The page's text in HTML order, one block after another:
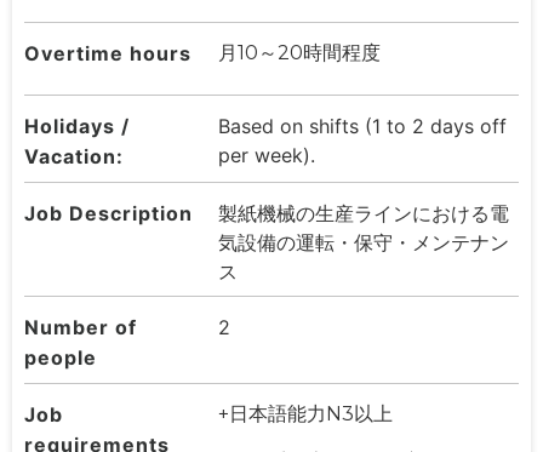
Overtime hours 月10～20時間程度
Holidays /
Vacation:
Based on shifts (1 to 2 days off
per week).
Job Description
製紙機械の生産ラインにおける電
気設備の運転・保守・メンテナン
ス
Number of
people
2
Job
requirements
+日本語能力N3以上